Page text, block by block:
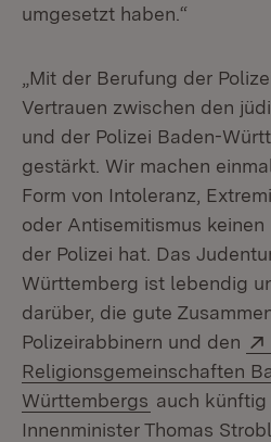
umgesetzt haben.“
„Mit der Berufung der
Vertrauen zwischen den
und der Polizei Baden-
gestärkt. Wir machen
Form von Intoleranz,
oder Antisemitismus keinen
der Polizei hat. Das
Württemberg ist lebendig
darüber, die gute
Polizeirabbinern und den
Religionsgemeinschaften
Württembergs (Öffnet in
auch künftig
Innenminister Thomas Strobl.